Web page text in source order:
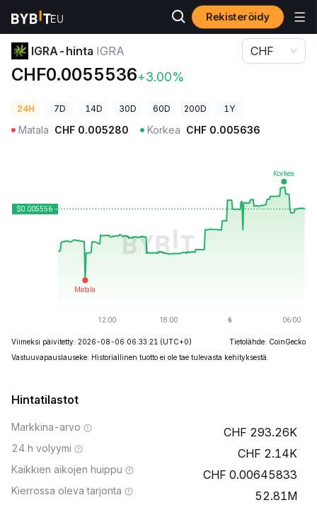
Rekisteröidy
Kryptohinnat
IGRA-hinta IGRA
CHF0.0055536+3.00%
CHF
24H 7D 14D 30D 60D 200D 1Y
Matala CHF 0.005280 Korkea CHF 0.005636
Viimeksi päivitetty: 2026-08-06 06:33:21 (UTC+0)
Tietolähde: CoinGecko
Vastuuvapauslauseke: Historiallinen tuotto ei ole tae tulevasta kehityksestä.
Hintatilastot
Markkina-arvo 293.26K
24 h volyymi 2.14K
Kaikkien aikojen huippu 0.00645833
Kierrossa oleva tarjonta 52.81M